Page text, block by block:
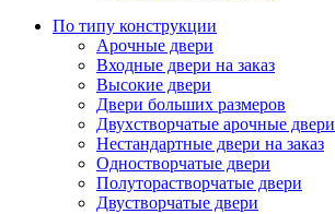
По типу конструкции
Арочные двери
Входные двери на заказ
Высокие двери
Двери больших размеров
Двухстворчатые арочные двери
Нестандартные двери на заказ
Одностворчатые двери
Полуторастворчатые двери
Двустворчатые двери